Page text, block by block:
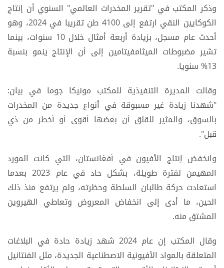
وذكر المكتب في "تقرير المخدرات العالمي" السنوي أن إنتاج
الكوكايين النقي ارتفع إلى 4100 طن تقريبا في 2024، وهو
أحدث عام مسجل، بزيادة أربعة أمثال خلال 10 سنوات، بينما
تشير مضبوطات الميثامفيتامين إلى أن الإنتاج ينمو بنسبة
13% سنويا.
وقالت المديرة التنفيذية للمكتب مونيكا جوما في بيان:
"شهدنا زيادة غير مسبوقة في أنواع جديدة من المخدرات
بالسوق، والمثير للقلق أن بعضها أقوى أو أخطر من ذي
قبل".
وانخفض إنتاج الأفيون في أفغانستان، التي كانت المورد
المهيمن لفترة طويلة، بشكل حاد في عام 2023 بعدما
استعادت حركة طالبان السلطة وحظرته، ولم يرتفع منذ ذلك
الحين، ما أدى إلى انخفاض المعروض وتعاطي الهيروين
المشتق منه.
وقال المكتب إن عام 2024 شهد زيادة حادة في البلاغات
المتعلقة بالمواد الأفيونية الاصطناعية الجديدة، مثل الفنتانيل